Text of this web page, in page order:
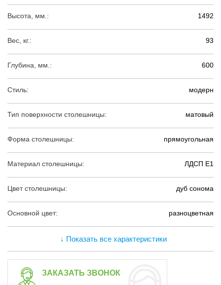
Высота, мм.: 1492
Вес, кг.: 93
Глубина, мм.: 600
Стиль: модерн
Тип поверхности столешницы: матовый
Форма столешницы: прямоугольная
Материал столешницы: ЛДСП Е1
Цвет столешницы: дуб сонома
Основной цвет: разноцветная
↓ Показать все характеристики
ЗАКАЗАТЬ ЗВОНОК